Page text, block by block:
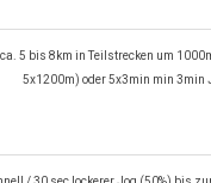
5 bis 8km in Teilstrecken um
5x1200m) oder 5x3min min 3min